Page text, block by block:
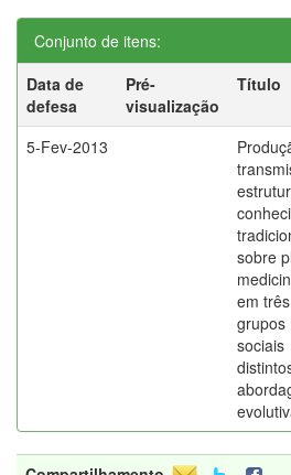
Conjunto de itens:
Data de
defesa
Pré-
visualização
Título
5-Fev-2013
sobre
em três
grupos
sociais